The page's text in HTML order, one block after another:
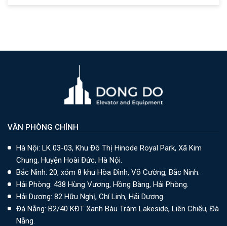
VĂN PHÒNG CHÍNH
Hà Nội: LK 03-03, Khu Đô Thị Hinode Royal Park, Xã Kim
Chung, Huyện Hoài Đức, Hà Nội.
Bắc Ninh: 20, xóm 8 khu Hòa Đình, Võ Cường, Bắc Ninh.
Hải Phòng: 438 Hùng Vương, Hồng Bàng, Hải Phòng.
Hải Dương: 82 Hữu Nghị, Chí Linh, Hải Dương.
Đà Nẵng: B2/40 KĐT Xanh Bàu Tràm Lakeside, Liên Chiểu, Đà
Nẵng.